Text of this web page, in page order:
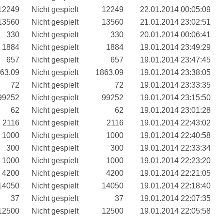
Nicht gespielt 12249
22.01.2014 00:05:09
Nicht gespielt 13560
21.01.2014 23:02:51
330
Nicht gespielt 330
20.01.2014 00:06:41
1884
Nicht gespielt 1884
19.01.2014 23:49:29
657
Nicht gespielt 657
19.01.2014 23:47:45
Nicht gespielt 1863.09
19.01.2014 23:38:05
72
Nicht gespielt 72
19.01.2014 23:33:35
Nicht gespielt 99252
19.01.2014 23:15:50
62
Nicht gespielt 62
19.01.2014 23:01:28
2116
Nicht gespielt 2116
19.01.2014 22:43:02
1000
Nicht gespielt 1000
19.01.2014 22:40:58
300
Nicht gespielt 300
19.01.2014 22:33:34
1000
Nicht gespielt 1000
19.01.2014 22:23:20
4200
Nicht gespielt 4200
19.01.2014 22:21:05
Nicht gespielt 14050
19.01.2014 22:18:40
37
Nicht gespielt 37
19.01.2014 22:07:35
Nicht gespielt 12500 19.01.2014 22:05:58